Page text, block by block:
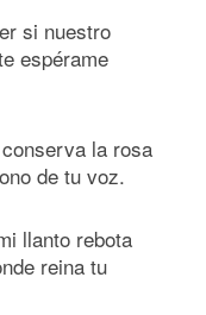
si nuestro
espérame
la rosa
de tu voz.
llanto rebota
reina tu